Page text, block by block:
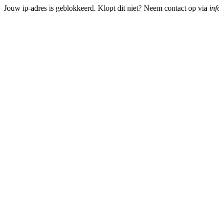
Jouw ip-adres is geblokkeerd. Klopt dit niet? Neem contact op via